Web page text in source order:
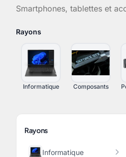
Smartphones, tablettes et
Rayons
Informatique Composants
Rayons
Informatique